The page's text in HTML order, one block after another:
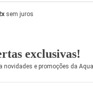
sem juros
exclusivas!
novidades e promoções da Aqua